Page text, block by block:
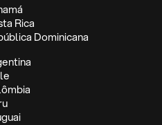
Rica
Dominicana